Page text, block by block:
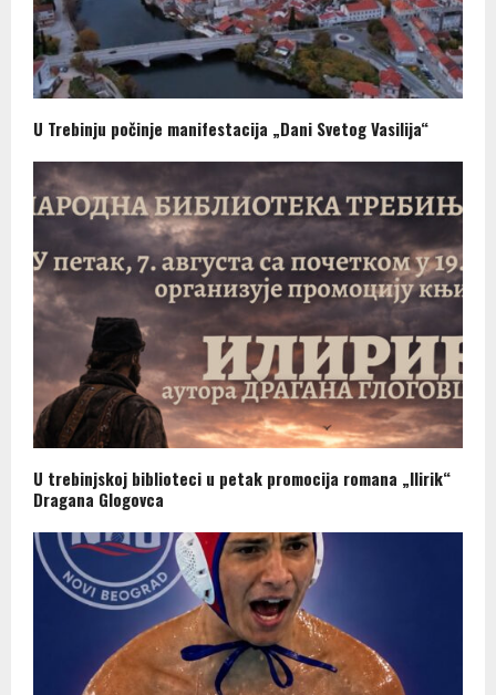
U Trebinju počinje manifestacija „Dani Svetog Vasilija“
U trebinjskoj biblioteci u petak promocija romana „Ilirik“
Dragana Glogovca